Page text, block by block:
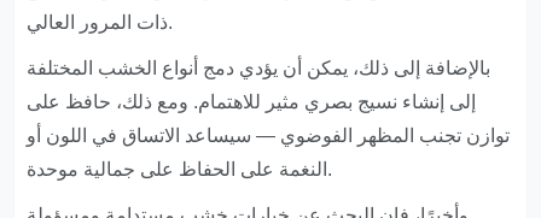
ذات المرور العالي.
بالإضافة إلى ذلك، يمكن أن يؤدي دمج أنواع الخشب المختلفة
إلى إنشاء نسيج بصري مثير للاهتمام. ومع ذلك، حافظ على
توازن تجنب المظهر الفوضوي — سيساعد الاتساق في اللون أو
النغمة على الحفاظ على جمالية موحدة.